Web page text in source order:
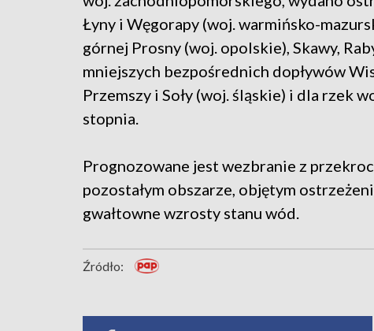
Łyny i Węgorapy (woj. warmińsko-
górnej Prosny (woj. opolskie), Skawy,
mniejszych bezpośrednich dopływów
Przemszy i Soły (woj. śląskie) i dla rzek
stopnia.
Prognozowane jest wezbranie z
pozostałym obszarze, objętym
gwałtowne wzrosty stanu wód.
Źródło: